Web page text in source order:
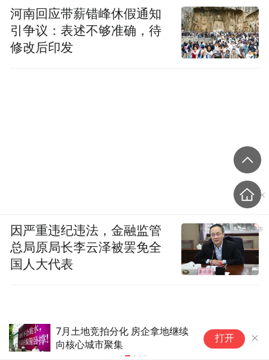
7月土地竞拍分化 房企拿地继续
向核心城市聚集
打开
河南回应带薪错峰休假通知
引争议：表述不够准确，待
修改后印发
因严重违纪违法，金融监管
总局原局长李云泽被罢免全
国人大代表